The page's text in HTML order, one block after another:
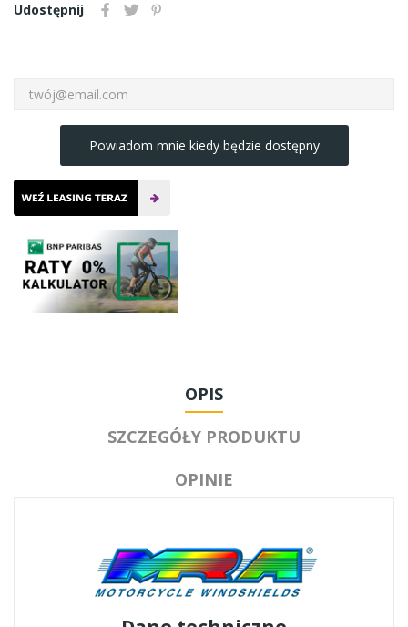
Udostępnij
Powiadom mnie kiedy będzie dostępny
OPIS
SZCZEGÓŁY PRODUKTU
OPINIE